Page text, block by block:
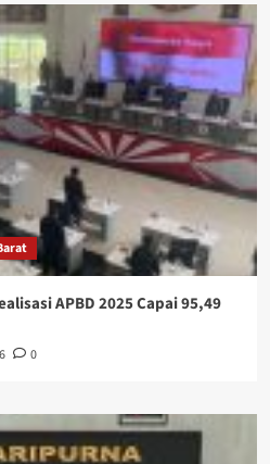
APBD 2025 Capai 95,49
0